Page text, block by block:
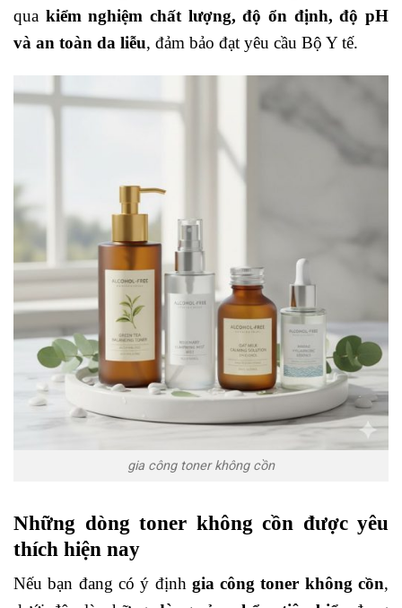
qua kiểm nghiệm chất lượng, độ ổn định, độ pH
và an toàn da liễu, đảm bảo đạt yêu cầu Bộ Y tế.
gia công toner không cồn
Những dòng toner không cồn được yêu
thích hiện nay
Nếu bạn đang có ý định gia công toner không cồn,